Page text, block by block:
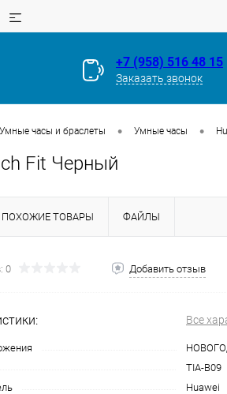
+7 (958) 516 48 15
Заказать звонок
Умные часы и браслеты • Умные часы •
Fit Черный
ПОХОЖИЕ ТОВАРЫ ФАЙЛЫ
0 Добавить отзыв
Все
TIA-B09
Huawei
переплат